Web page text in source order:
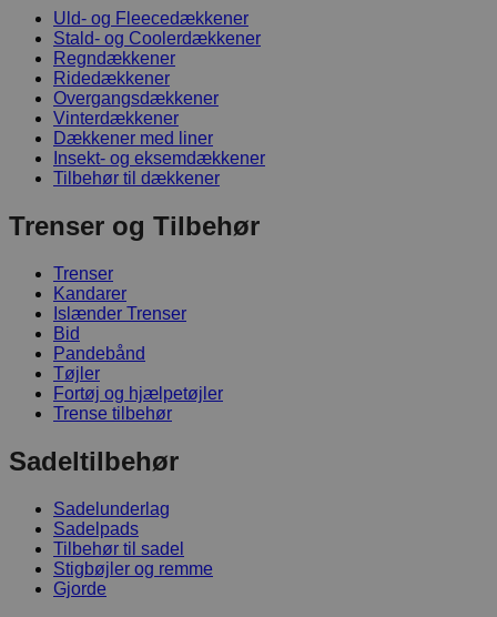
Uld- og Fleecedækkener
Stald- og Coolerdækkener
Regndækkener
Ridedækkener
Overgangsdækkener
Vinterdækkener
Dækkener med liner
Insekt- og eksemdækkener
Tilbehør til dækkener
Trenser og Tilbehør
Trenser
Kandarer
Islænder Trenser
Bid
Pandebånd
Tøjler
Fortøj og hjælpetøjler
Trense tilbehør
Sadeltilbehør
Sadelunderlag
Sadelpads
Tilbehør til sadel
Stigbøjler og remme
Gjorde